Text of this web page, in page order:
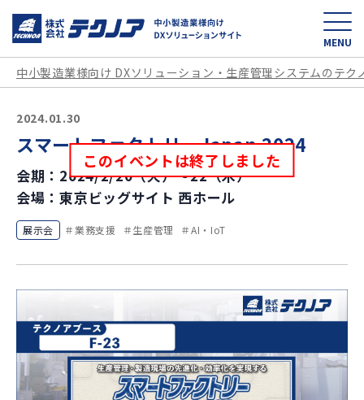
中小製造業様向け
MENU
中小製造業様向け DXソリューション・生産管理システムのテク
2024.01.30
スマートファクトリーJapan 2024
このイベントは終了しました
会期：2024/2/20（火）～22（木）
会場：東京ビッグサイト 西ホール
展示会 業務支援 生産管理 AI・IoT